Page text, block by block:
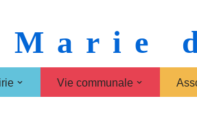
Vie communale